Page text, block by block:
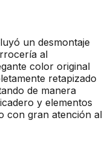
un desmontaje
al
color original
retapizado
de manera
y elementos
con gran atención al